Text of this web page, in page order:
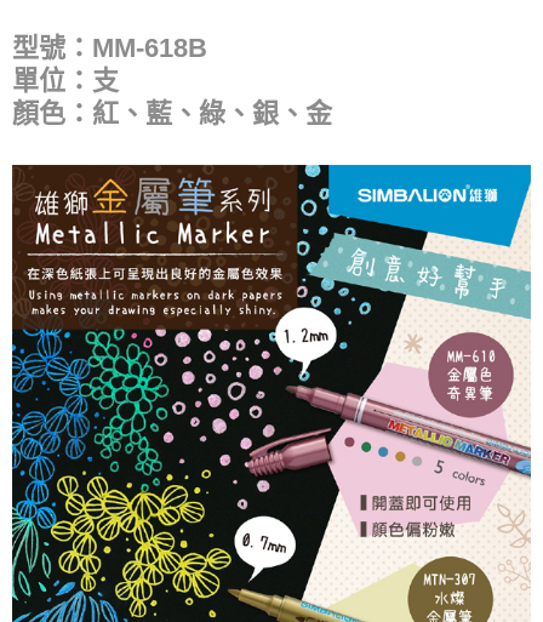
型號：MM-618B
單位：支
顏色：紅、藍、綠、銀、金